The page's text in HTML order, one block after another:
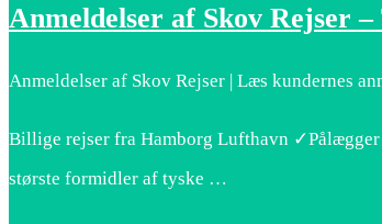
Anmeldelser af Skov Rejser
Anmeldelser af Skov Rejser | Læs kundernes
Billige rejser fra Hamborg Lufthavn
største formidler af tyske …